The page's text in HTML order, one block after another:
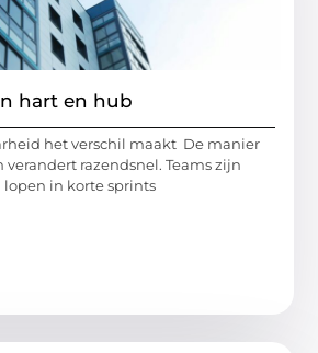
hart en hub
het verschil maakt De manier
verandert razendsnel. Teams zijn
in korte sprints